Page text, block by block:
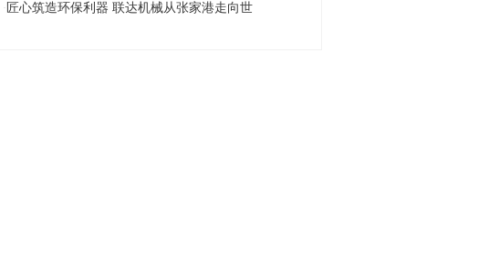
· 匠心筑造环保利器 联达机械从张家港走向世